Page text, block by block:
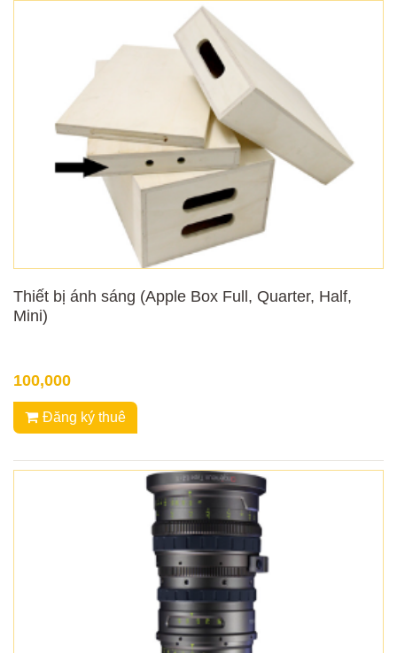
Thiết bị ánh sáng (Apple Box Full, Quarter, Half,
Mini)
100,000
Đăng ký thuê